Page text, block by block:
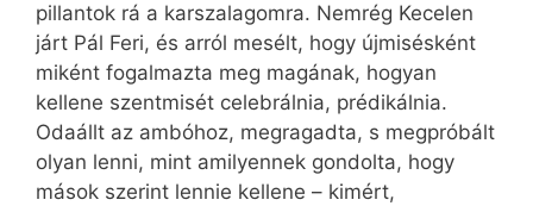
pillantok rá a karszalagomra. Nemrég Kecelen
járt Pál Feri, és arról mesélt, hogy újmisésként
miként fogalmazta meg magának, hogyan
kellene szentmisét celebrálnia, prédikálnia.
Odaállt az am­bó­hoz, megragadta, s megpróbált
olyan lenni, mint amilyennek gondolta, hogy
mások szerint lennie kellene – kimért,